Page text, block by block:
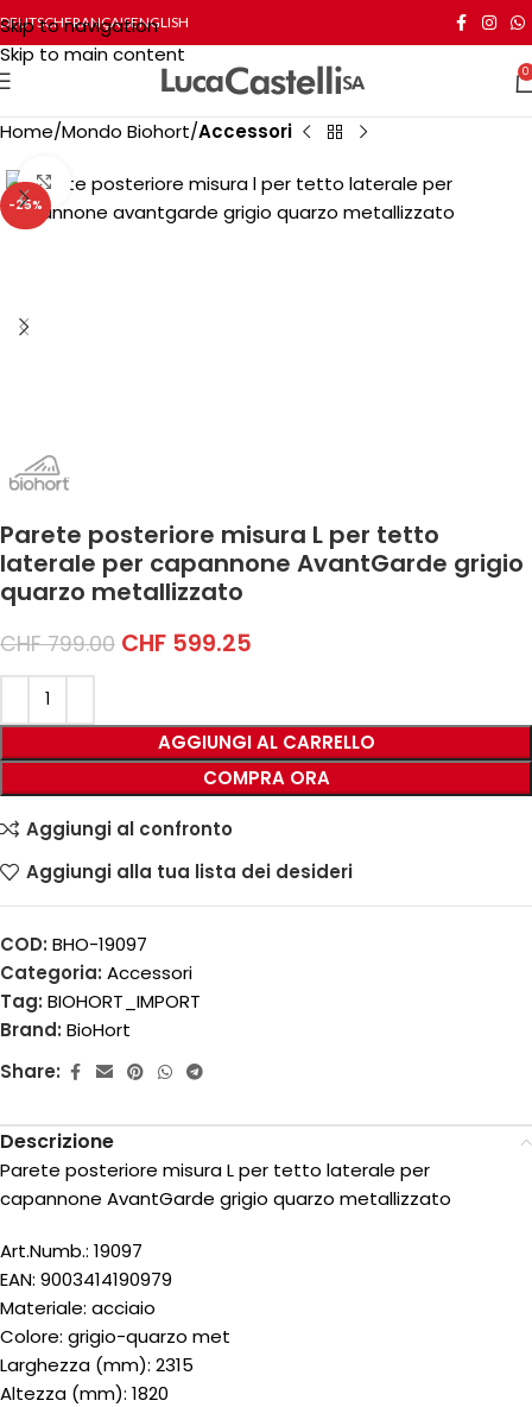
Skip to navigation
Skip to main content
DEUTSCHFRANÇAISENGLISH
0
Home Mondo Biohort Accessori
-25%
Click to enlarge
Parete posteriore misura L per tetto
laterale per capannone AvantGarde grigio
quarzo metallizzato
CHF799.00 CHF 599.25
AGGIUNGI AL CARRELLO
COMPRA ORA
Aggiungi al confronto
Aggiungi alla tua lista dei desideri
COD: BHO-19097
Categoria: Accessori
Tag: BIOHORT_IMPORT
Brand: BioHort
Share:
Descrizione
Parete posteriore misura L per tetto laterale per
capannone AvantGarde grigio quarzo metallizzato
Art.Numb.: 19097
EAN: 9003414190979
Materiale: acciaio
Colore: grigio-quarzo met
Larghezza (mm): 2315
Altezza (mm): 1820